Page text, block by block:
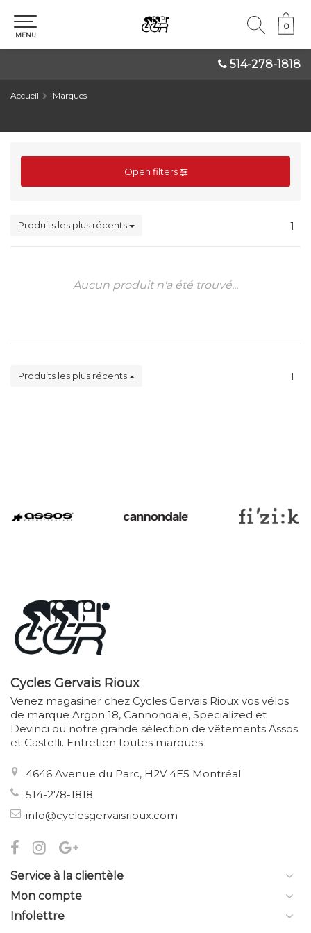
514-278-1818
0
0
MENU
Accueil Marques
Open filters
Produits les plus récents 1
Aucun produit n'a été trouvé...
Produits les plus récents 1
Cycles Gervais Rioux
Venez magasiner chez Cycles Gervais Rioux vos vélos
de marque Argon 18, Cannondale, Specialized et
Devinci ou notre grande sélection de vêtements Assos
et Castelli. Entretien toutes marques
4646 Avenue du Parc, H2V 4E5 Montréal
514-278-1818
info@cyclesgervaisrioux.com
Service à la clientèle
Mon compte
Infolettre